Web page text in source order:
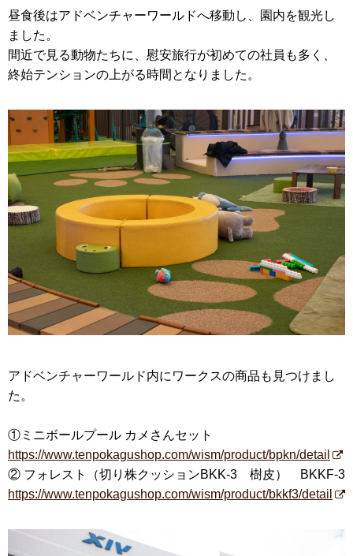
昼食後はアドベンチャーワールドへ移動し、園内を観光し
ました。
間近で見る動物たちに、慰安旅行が初めての社員も多く、
終始テンションの上がる時間となりました。
アドベンチャーワールド内にワークスの商品も見つけまし
た。
①ミニボールプール カメさんセット
https://www.tenpokagushop.com/wism/product/bpkn/detail
② フォレスト（切り株クッションBKK-3 樹皮） BKKF-3
https://www.tenpokagushop.com/wism/product/bkkf3/detail